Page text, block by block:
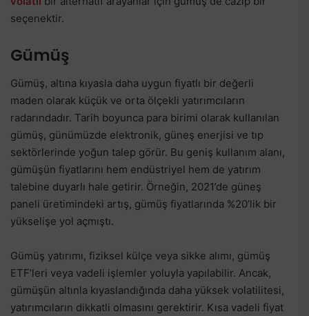
seçenektir.
Gümüş
Gümüş, altına kıyasla daha uygun fiyatlı bir değerli
maden olarak küçük ve orta ölçekli yatırımcıların
radarındadır. Tarih boyunca para birimi olarak kullanılan
gümüş, günümüzde elektronik, güneş enerjisi ve tıp
sektörlerinde yoğun talep görür. Bu geniş kullanım alanı,
gümüşün fiyatlarını hem endüstriyel hem de yatırım
talebine duyarlı hale getirir. Örneğin, 2021’de güneş
paneli üretimindeki artış, gümüş fiyatlarında %20’lik bir
yükselişe yol açmıştı.
Gümüş yatırımı, fiziksel külçe veya sikke alımı, gümüş
ETF’leri veya vadeli işlemler yoluyla yapılabilir. Ancak,
gümüşün altınla kıyaslandığında daha yüksek volatilitesi,
yatırımcıların dikkatli olmasını gerektirir. Kısa vadeli fiyat